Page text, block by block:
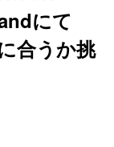
にて
合うか挑